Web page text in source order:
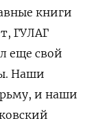
книги
ГУЛАГ
еще свой
Наши
и наши